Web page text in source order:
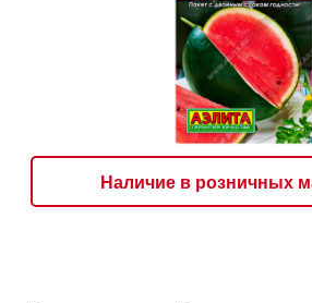
Наличие в розничных